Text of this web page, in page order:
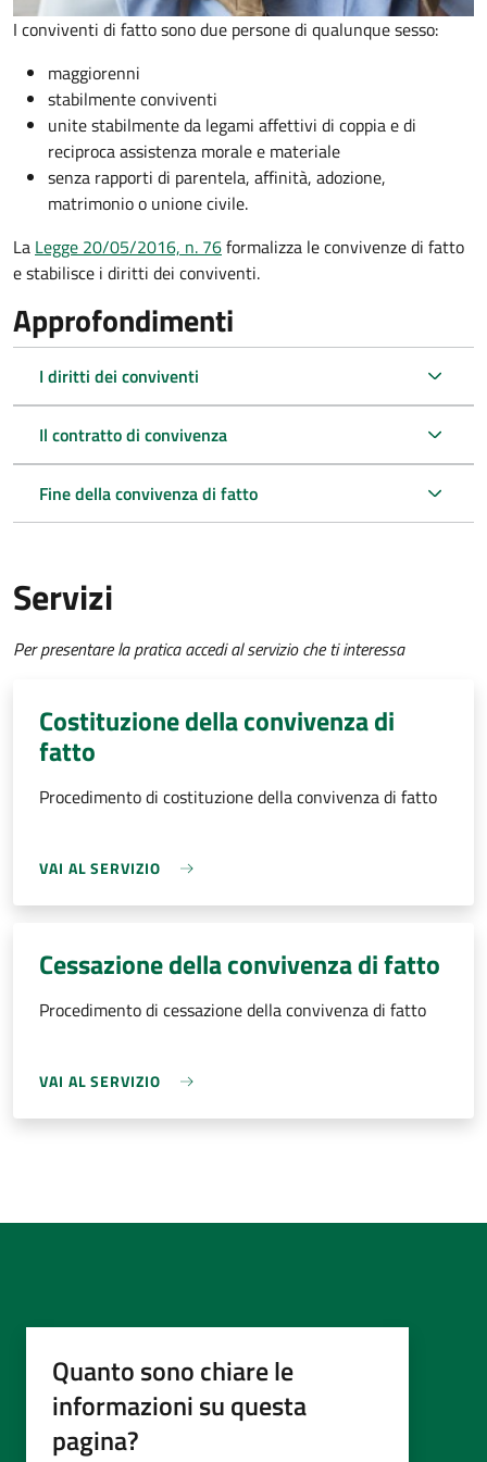
I conviventi di fatto sono due persone di qualunque sesso:
maggiorenni
stabilmente conviventi
unite stabilmente da legami affettivi di coppia e di
reciproca assistenza morale e materiale
senza rapporti di parentela, affinità, adozione,
matrimonio o unione civile.
La Legge 20/05/2016, n. 76formalizza le convivenze di fatto
e stabilisce i diritti dei conviventi.
Approfondimenti
I diritti dei conviventi
Il contratto di convivenza
Fine della convivenza di fatto
Servizi
Per presentare la pratica accedi al servizio che ti interessa
Costituzione della convivenza di
fatto
Procedimento di costituzione della convivenza di fatto
VAI AL SERVIZIO
Cessazione della convivenza di fatto
Procedimento di cessazione della convivenza di fatto
VAI AL SERVIZIO
Quanto sono chiare le
informazioni su questa
pagina?